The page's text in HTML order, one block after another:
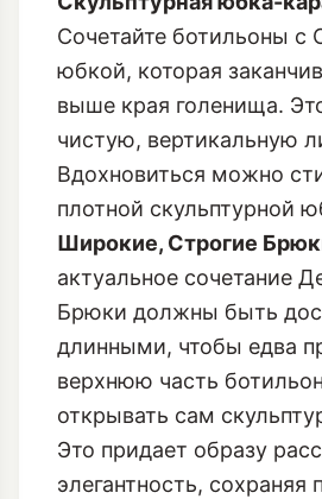
Сочетайте ботильоны с
юбкой, которая
выше края голенища.
чистую, вертикальную
Вдохновиться можно
плотной скульптурной
Широкие, Строгие
актуальное сочетание
Брюки должны быть
длинными, чтобы едва
верхнюю часть
открывать сам
Это придает образу
элегантность, сохраняя